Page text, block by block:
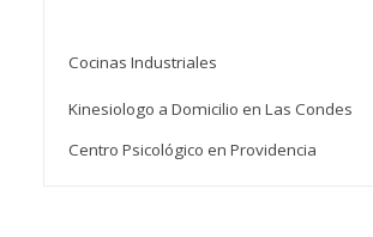
Cocinas Industriales
Kinesiologo a Domicilio en Las Condes
Centro Psicológico en Providencia